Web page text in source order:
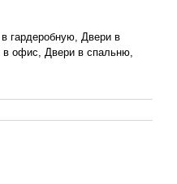
гардеробную, Двери в
в офис, Двери в спальню,